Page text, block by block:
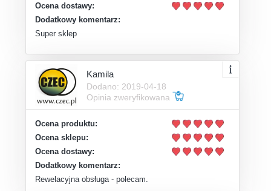
Ocena dostawy:
Dodatkowy komentarz:
Super sklep
Kamila
Dodano: 2019-04-18
Opinia zweryfikowana
Ocena produktu:
Ocena sklepu:
Ocena dostawy:
Dodatkowy komentarz:
Rewelacyjna obsługa - polecam.